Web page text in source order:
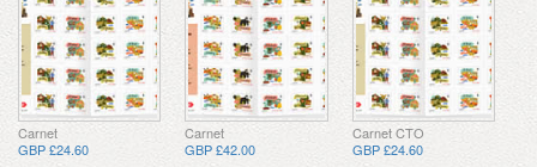
Carnet
GBP £24.60
Carnet
GBP £42.00
Carnet CTO
GBP £24.60